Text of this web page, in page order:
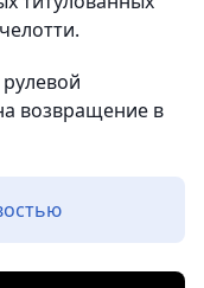
возвращение в